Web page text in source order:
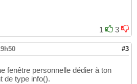
1
3
#3
fenêtre personnelle dédier à ton
de type info().